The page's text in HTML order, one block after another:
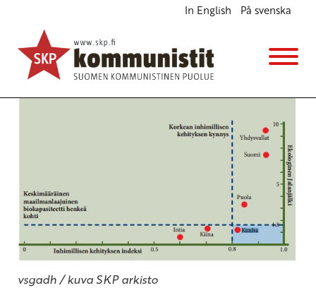
In English På svenska
Suomi nousuun tuhlaamalla…
Blogi
28.8.2014 - 10:06
vsgadh / kuva SKP arkisto